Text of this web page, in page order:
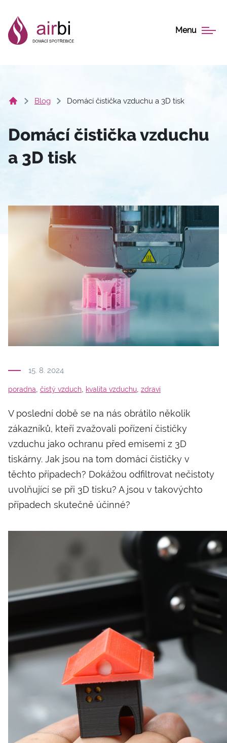
Menu
Blog Domácí čistička vzduchu a 3D tisk
Domácí čistička vzduchu
a 3D tisk
15. 8. 2024
poradna čistý vzduch kvalita vzduchu zdraví
V poslední době se na nás obrátilo několik
zákazníků, kteří zvažovali pořízení čističky
vzduchu jako ochranu před emisemi z 3D
tiskárny. Jak jsou na tom domácí čističky v
těchto případech? Dokážou odfiltrovat nečistoty
uvolňující se při 3D tisku? A jsou v takovýchto
případech skutečně účinné?